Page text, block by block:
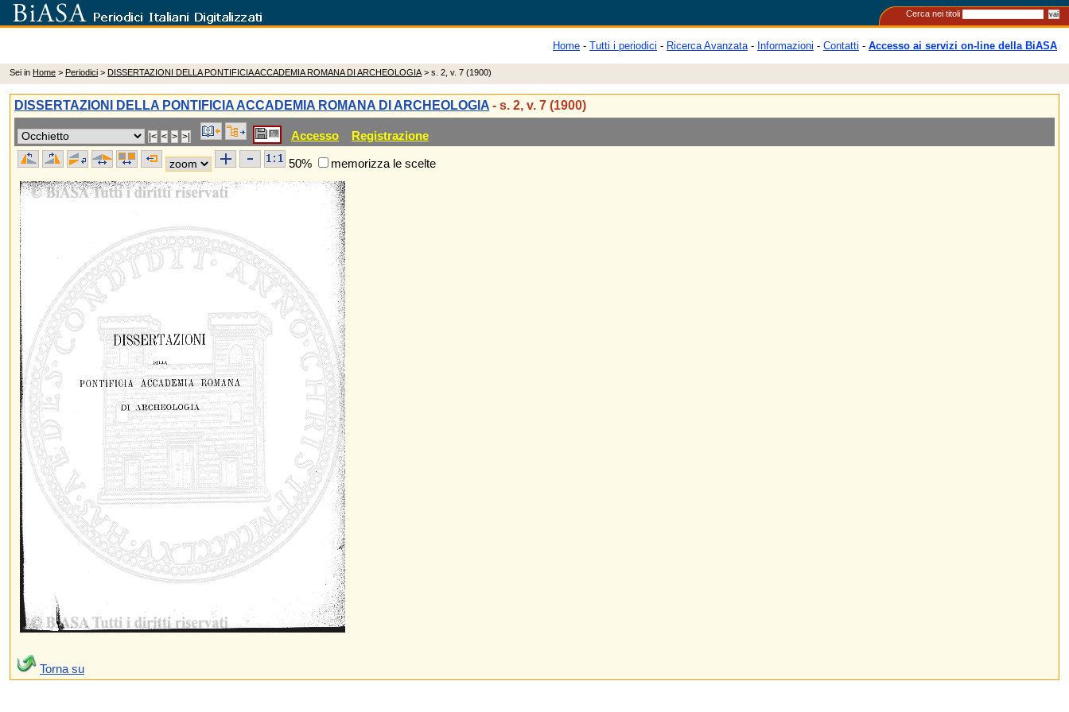
Cerca nei titoli
Home - Tutti i periodici - Ricerca Avanzata- Informazioni - Contatti - Accesso ai servizi on-line della BiASA
Sei in Home > Periodici > DISSERTAZIONI DELLA PONTIFICIA ACCADEMIA ROMANA DI ARCHEOLOGIA > s. 2, v. 7 (1900)
DISSERTAZIONI DELLA PONTIFICIA ACCADEMIA ROMANA DI ARCHEOLOGIA - s. 2, v. 7 (1900)
Accesso Registrazione
50% memorizza le scelte
Torna su